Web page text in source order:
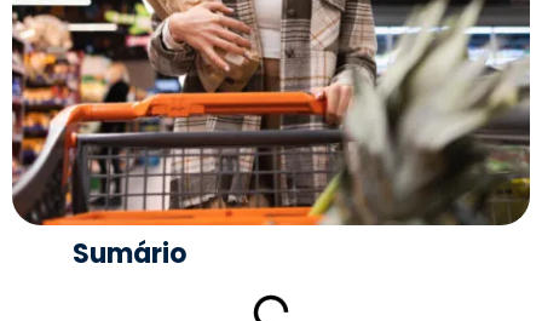
Sumário